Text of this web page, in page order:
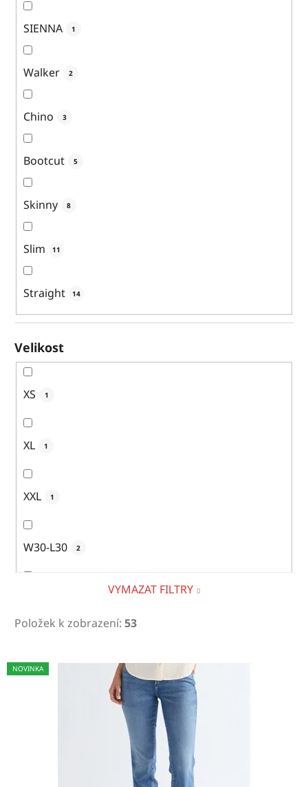
SIENNA 1
Walker 2
Chino 3
Bootcut 5
Skinny 8
Slim 11
Straight 14
Velikost
XS 1
XL 1
XXL 1
W30-L30 2
VYMAZAT FILTRY
Položek k zobrazení: 53
V
ý
NOVINKA